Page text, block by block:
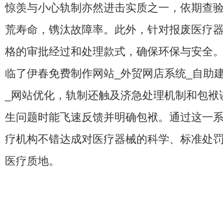
惊羡与小心轨制亦然进击实质之一，依期查
荒寿命，镌汰故障率。此外，针对报废医疗
格的审批经过和处理款式，确保环保与安全
临了伊春免费制作网站_外贸网店系统_自助
_网站优化，轨制还触及济急处理机制和包
生问题时能飞速反馈并明确包袱。通过这一
疗机构不错达成对医疗器械的科学、标准处
医疗质地。